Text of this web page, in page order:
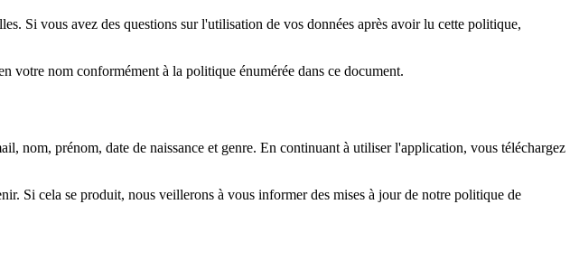
Si vous avez des questions sur l'utilisation de vos données après avoir lu cette politique,
votre nom conformément à la politique énumérée dans ce document.
nom, prénom, date de naissance et genre. En continuant à utiliser l'application, vous téléchargez
Si cela se produit, nous veillerons à vous informer des mises à jour de notre politique de